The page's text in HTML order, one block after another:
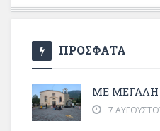
ΠΡΟΣΦΑΤΑ
ΜΕ ΜΕΓΆΛΗ
7